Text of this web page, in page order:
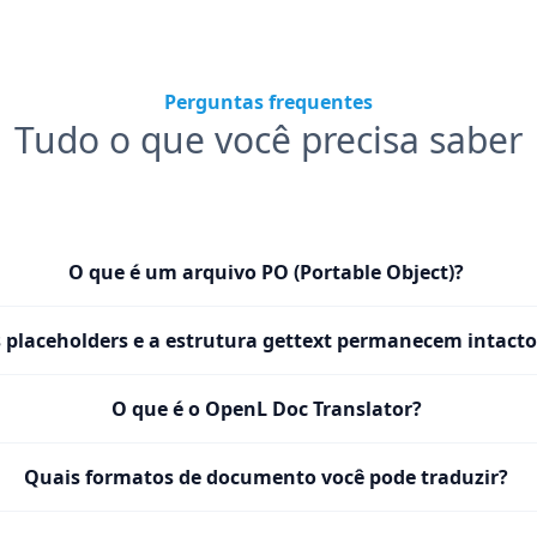
Perguntas frequentes
Tudo o que você precisa saber
O que é um arquivo PO (Portable Object)?
placeholders e a estrutura gettext permanecem
O que é o OpenL Doc Translator?
Quais formatos de documento você pode traduzir?